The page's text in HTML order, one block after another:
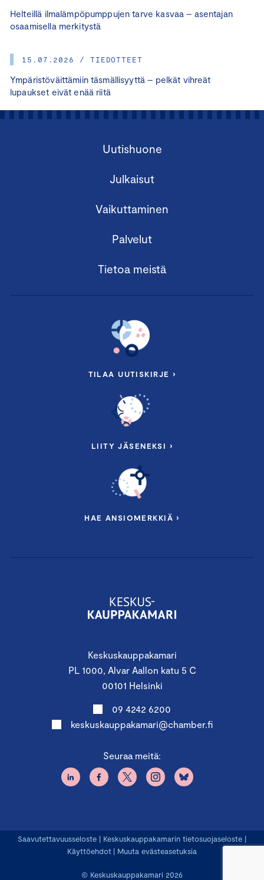
Helteillä ilmalämpöpumppujen tarve kasvaa – asentajan
osaamisella merkitystä
15.07.2026 / TIEDOTTEET
Ympäristöväittämiin täsmällisyyttä – pelkät vihreät
lupaukset eivät enää riitä
Keskuskauppakamari
PL 1000, Alvar Aallon katu 5 C
00101 Helsinki
09 4242 6200
keskuskauppakamari@chamber.fi
Seuraa meitä:
Uutishuone
Julkaisut
Vaikuttaminen
Palvelut
Tietoa meistä
TILAA UUTISKIRJE ›
LIITY JÄSENEKSI ›
HAE ANSIOMERKKIÄ ›
© Keskuskauppakamari 2026
Saavutettavuusseloste | Keskuskauppakamarin tietosuojaseloste |
Käyttöehdot | Muuta evästeasetuksia